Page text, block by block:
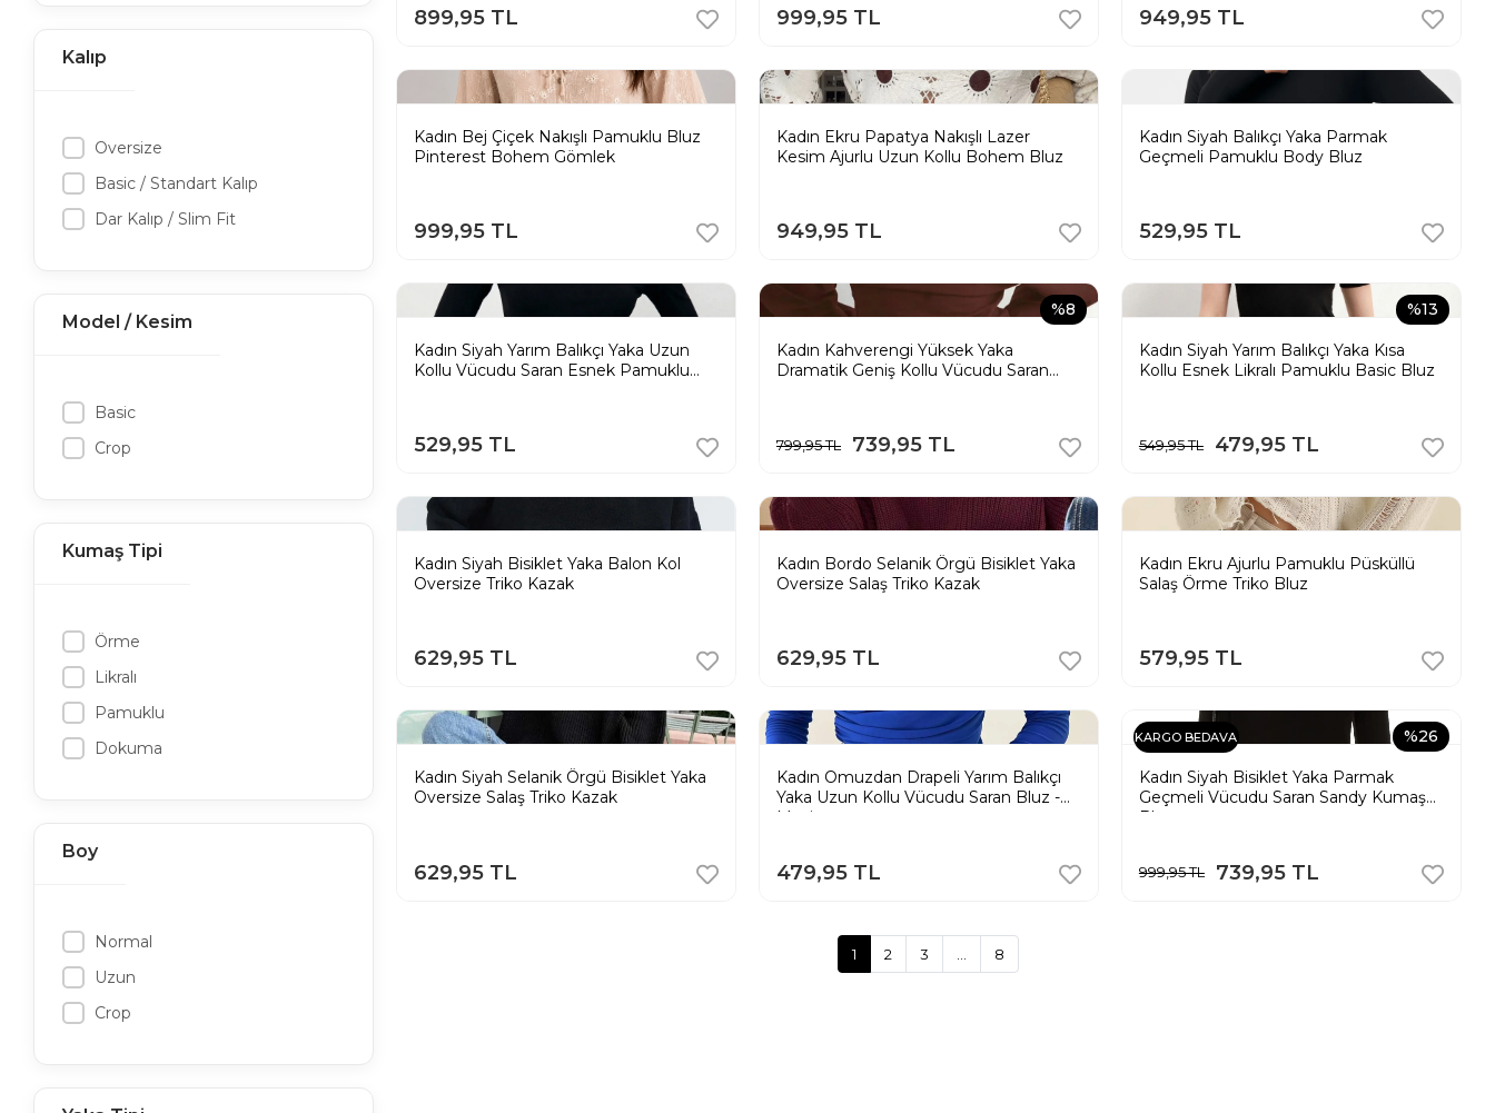
Mavi
Gri
Mor
Kalıp
Oversize
Basic / Standart Kalıp
Dar Kalıp / Slim Fit
Model / Kesim
Basic
Crop
Kumaş Tipi
Örme
Likralı
Pamuklu
Dokuma
Boy
Normal
Uzun
Crop
899,95 TL 999,95 TL 949,95 TL
Kadın Bej Çiçek Nakışlı Pamuklu Bluz
Pinterest Bohem Gömlek
999,95 TL
Kadın Ekru Papatya Nakışlı Lazer
Kesim Ajurlu Uzun Kollu Bohem Bluz
949,95 TL
Kadın Siyah Balıkçı Yaka Parmak
Geçmeli Pamuklu Body Bluz
529,95 TL
Kadın Siyah Yarım Balıkçı Yaka Uzun
Kollu Vücudu Saran Esnek Pamuklu
529,95 TL
%8
Kadın Kahverengi Yüksek Yaka
Dramatik Geniş Kollu Vücudu Saran
799,95 TL 739,95 TL
%13
Kadın Siyah Yarım Balıkçı Yaka Kısa
Kollu Esnek Likralı Pamuklu Basic Bluz
549,95 TL 479,95 TL
Kadın Siyah Bisiklet Yaka Balon Kol
Oversize Triko Kazak
629,95 TL
Kadın Bordo Selanik Örgü Bisiklet Yaka
Oversize Salaş Triko Kazak
629,95 TL
Kadın Ekru Ajurlu Pamuklu Püsküllü
Salaş Örme Triko Bluz
579,95 TL
Kadın Siyah Selanik Örgü Bisiklet Yaka
Oversize Salaş Triko Kazak
629,95 TL
Kadın Omuzdan Drapeli Yarım Balıkçı
Yaka Uzun Kollu Vücudu Saran Bluz -
Mavi
479,95 TL
KARGO BEDAVA %26
Kadın Siyah Bisiklet Yaka Parmak
Geçmeli Vücudu Saran Sandy Kumaş
Bluz
999,95 TL 739,95 TL
1 2 3 8